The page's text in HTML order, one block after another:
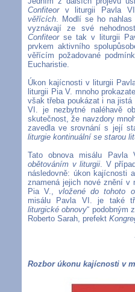
Confiteorv liturgii Pavla
věřících. Modlí se ho
vyznávají ze své
Confiteorse tak v liturgii
prvkem aktivního
věřícím požadované
Eucharistie.
Úkon kajícnosti v liturgii
liturgii Pia V. mnoho
však třeba poukázat i na
VI. je nezbytné naléhavě
skutečnost, že navzdory
zavedla ve srovnání s její
liturgie kontinuální se starou
Tato obnova misálu
obětováním v liturgii. V
následovně: úkon kajícnosti
znamená jejich nové znění
Pia V.,vložené do tohoto
misálu Pavla VI. je také
liturgické obnovy“ podobným
Roberto Sarah, prefekt
Rozbor úkonu kajícnosti v